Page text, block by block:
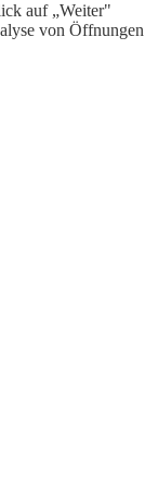
auf „Weiter"
von Öffnungen